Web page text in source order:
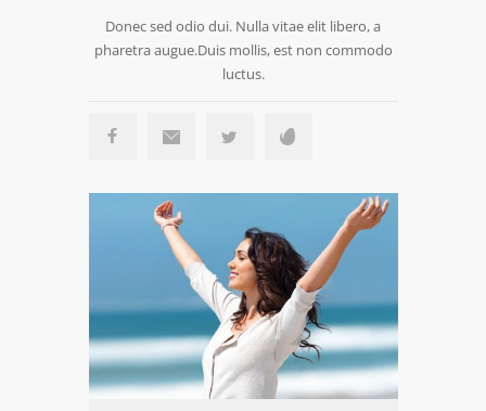
Donec sed odio dui. Nulla vitae elit libero, a
pharetra augue.Duis mollis, est non commodo
luctus.